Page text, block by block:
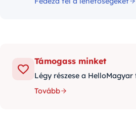
Támogass minket
Légy részese a HelloMagyar
Tovább